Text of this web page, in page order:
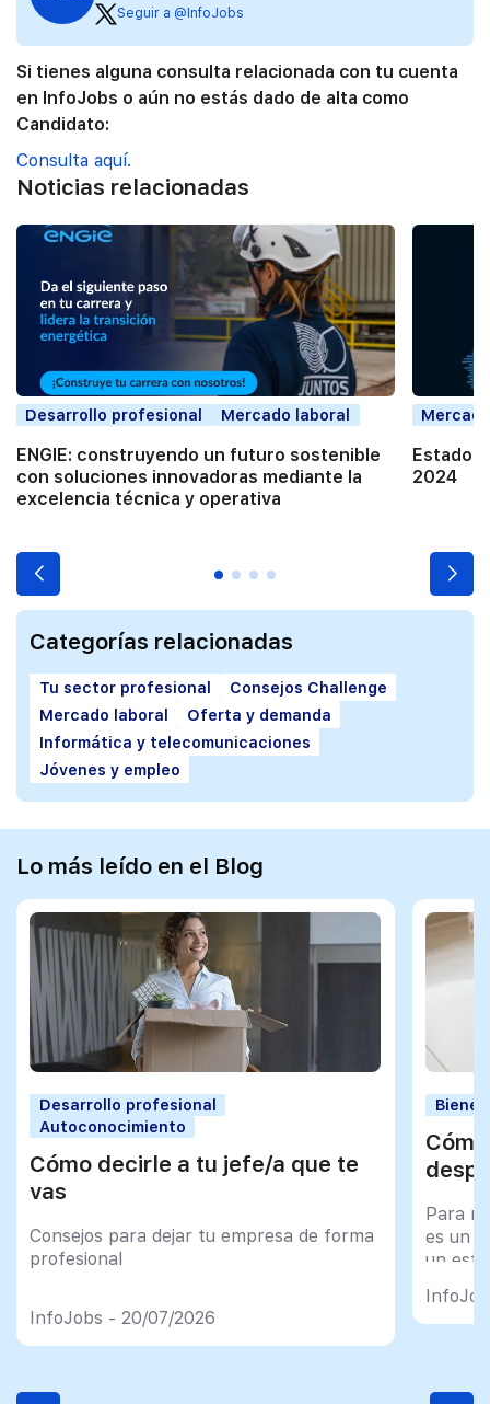
Seguir a @InfoJobs
Si tienes alguna consulta relacionada con tu cuenta
en InfoJobs o aún no estás dado de alta como
Candidato:
Consulta aquí.
Noticias relacionadas
Desarrollo profesional Mercado laboral
ENGIE: construyendo un futuro sostenible
con soluciones innovadoras mediante la
excelencia técnica y operativa
Estado
2024
Categorías relacionadas
Tu sector profesional
Consejos Challenge
Mercado laboral
Oferta y demanda
Informática y telecomunicaciones
Jóvenes y empleo
Lo más leído en el Blog
Desarrollo profesional
Autoconocimiento
Cómo decirle a tu jefe/a que te
vas
Consejos para dejar tu empresa de forma
profesional
InfoJobs - 20/07/2026
Para
es un
un